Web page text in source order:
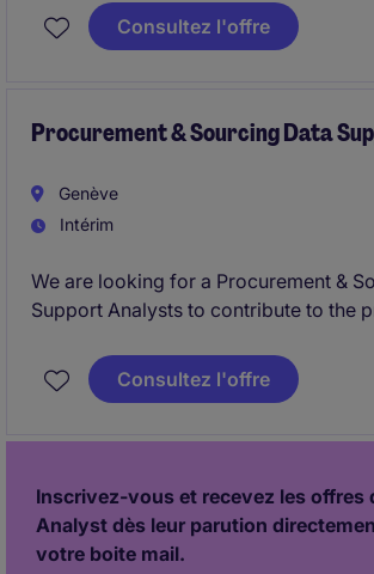
reporting. It also involves supporting
activities, analysing cost trends, and
Consultez l'offre
Procurement & Sourcing Data
Genève
Intérim
We are looking for a Procurement &
Support Analysts to contribute to the
highly operational and analytical: you
data analysis, tender documentation,
Consultez l'offre
Inscrivez-vous et recevez les offres
Analyst dès leur parution
votre boite mail.